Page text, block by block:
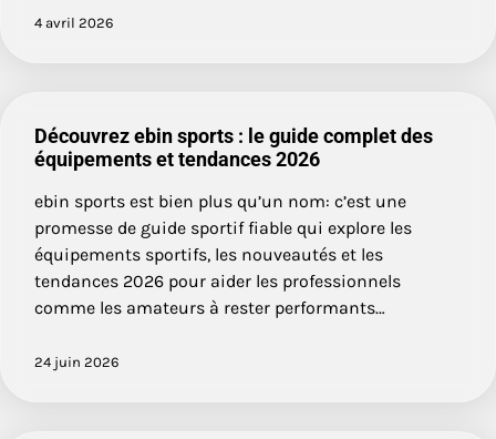
4 avril 2026
Découvrez ebin sports : le guide complet des
équipements et tendances 2026
ebin sports est bien plus qu’un nom: c’est une
promesse de guide sportif fiable qui explore les
équipements sportifs, les nouveautés et les
tendances 2026 pour aider les professionnels
comme les amateurs à rester performants…
24 juin 2026